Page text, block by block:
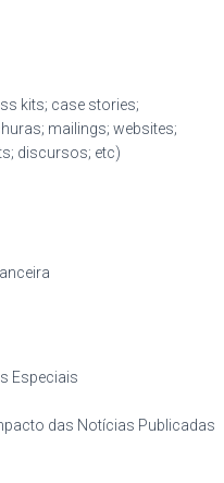
kits; case stories;
mailings; websites;
discursos; etc)
Especiais
das Notícias Publicadas